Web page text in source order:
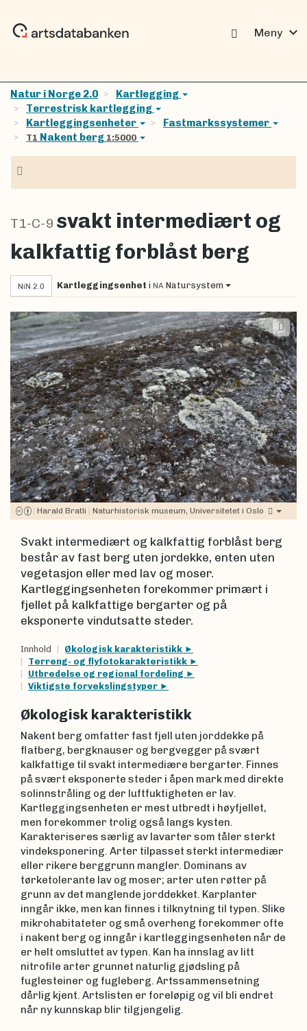
Meny expand_more
Natur i Norge 2.0
Kartlegging
Terrestrisk kartlegging
Kartleggingsenheter
Fastmarkssystemer
T1 Nakent berg 1:5000
T1-C-9 svakt intermediært og
kalkfattig forblåst berg
NiN 2.0 Kartleggingsenhet i NA Natursystem
| Harald Bratli | Naturhistorisk museum, Universitetet i Oslo
Svakt intermediært og kalkfattig forblåst berg
består av fast berg uten jordekke, enten uten
vegetasjon eller med lav og moser.
Kartleggingsenheten forekommer primært i
fjellet på kalkfattige bergarter og på
eksponerte vindutsatte steder.
Innhold
Økologisk karakteristikk
Terreng- og flyfotokarakteristikk
Utbredelse og regional fordeling
Viktigste forvekslingstyper
Økologisk karakteristikk
Nakent berg omfatter fast fjell uten jorddekke på
flatberg, bergknauser og bergvegger på svært
kalkfattige til svakt intermediære bergarter. Finnes
på svært eksponerte steder i åpen mark med direkte
solinnstråling og der luftfuktigheten er lav.
Kartleggingsenheten er mest utbredt i høyfjellet,
men forekommer trolig også langs kysten.
Karakteriseres særlig av lavarter som tåler sterkt
vindeksponering. Arter tilpasset sterkt intermediær
eller rikere berggrunn mangler. Dominans av
tørketolerante lav og moser; arter uten røtter på
grunn av det manglende jorddekket. Karplanter
inngår ikke, men kan finnes i tilknytning til typen. Slike
mikrohabitateter og små overheng forekommer ofte
i nakent berg og inngår i kartleggingsenheten når de
er helt omsluttet av typen. Kan ha innslag av litt
nitrofile arter grunnet naturlig gjødsling på
fuglesteiner og fugleberg. Artssammensetning
dårlig kjent. Artslisten er foreløpig og vil bli endret
når ny kunnskap blir tilgjengelig.